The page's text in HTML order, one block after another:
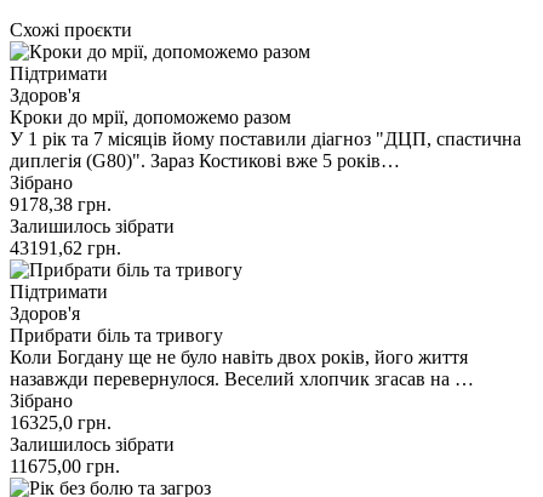
Схожі проєкти
Підтримати
Здоров'я
Кроки до мрії, допоможемо разом
У 1 рік та 7 місяців йому поставили діагноз "ДЦП, спастична
диплегія (G80)". Зараз Костикові вже 5 років…
Зібрано
9178,38 грн.
Залишилось зібрати
43191,62 грн.
Підтримати
Здоров'я
Прибрати біль та тривогу
Коли Богдану ще не було навіть двох років, його життя
назавжди перевернулося. Веселий хлопчик згасав на …
Зібрано
16325,0 грн.
Залишилось зібрати
11675,00 грн.